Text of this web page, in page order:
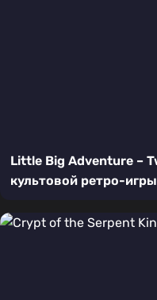
Little Big Adventure –
культовой ретро-